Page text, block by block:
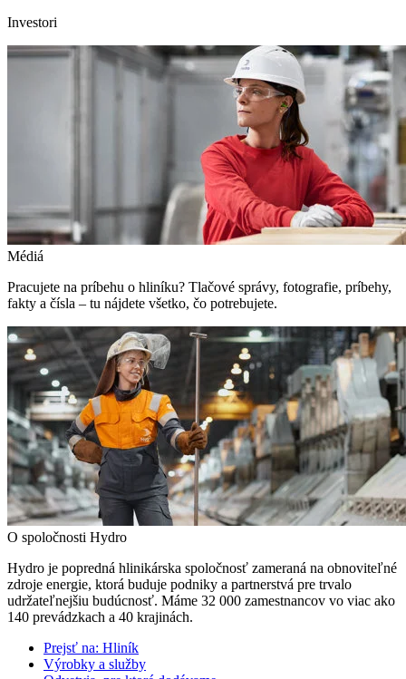
Investori
Médiá
Pracujete na príbehu o hliníku? Tlačové správy, fotografie, príbehy,
fakty a čísla – tu nájdete všetko, čo potrebujete.
O spoločnosti Hydro
Hydro je popredná hlinikárska spoločnosť zameraná na obnoviteľné
zdroje energie, ktorá buduje podniky a partnerstvá pre trvalo
udržateľnejšiu budúcnosť. Máme 32 000 zamestnancov vo viac ako
140 prevádzkach a 40 krajinách.
Prejsť na: Hliník
Výrobky a služby